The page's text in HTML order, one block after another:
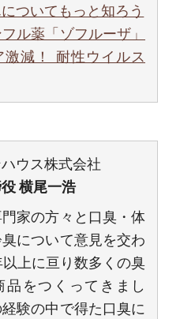
ついてもっと知ろう
ル薬「ゾフルーザ」
激減！ 耐性ウイルス
ウス株式会社
横尾一浩
家の方々と口臭・体
について意見を交わ
以上に亘り数多くの臭
品をつくってきまし
験の中で得た口臭に